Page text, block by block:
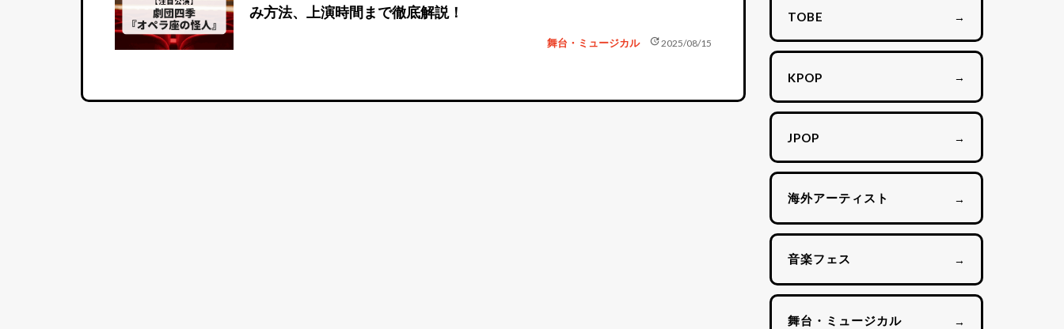
み方法、上演時間まで徹底解説！
舞台・ミュージカル update2025/08/15
TOBE →
KPOP →
JPOP →
海外アーティスト →
音楽フェス →
舞台・ミュージカル →